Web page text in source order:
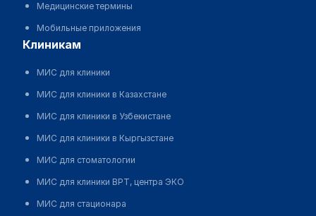
Медицинские термины
Мобильные приложения
клиникам
МИС для клиники
МИС для клиники в Казахстане
МИС для клиники в Узбекистане
МИС для клиники в Кыргызстане
МИС для стоматологии
МИС для клиники ВРТ, центра ЭКО
МИС для стационара